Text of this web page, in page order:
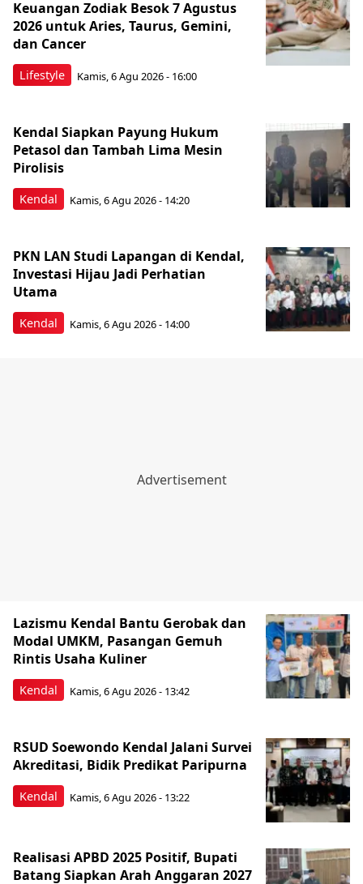
Lifestyle
Keuangan Zodiak Besok 7 Agustus
2026 untuk Aries, Taurus, Gemini,
dan Cancer
Kamis, 6 Agu 2026 - 16:00
Kendal
Kendal Siapkan Payung Hukum
Petasol dan Tambah Lima Mesin
Pirolisis
Kamis, 6 Agu 2026 - 14:20
Kendal
PKN LAN Studi Lapangan di Kendal,
Investasi Hijau Jadi Perhatian
Utama
Kamis, 6 Agu 2026 - 14:00
Kendal
Lazismu Kendal Bantu Gerobak dan
Modal UMKM, Pasangan Gemuh
Rintis Usaha Kuliner
Kamis, 6 Agu 2026 - 13:42
Kendal
RSUD Soewondo Kendal Jalani Survei
Akreditasi, Bidik Predikat Paripurna
Kamis, 6 Agu 2026 - 13:22
Realisasi APBD 2025 Positif, Bupati
Batang Siapkan Arah Anggaran 2027